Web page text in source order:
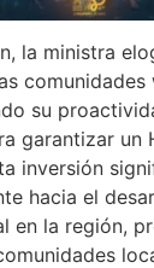
la ministra
comunidades
su
garantizar un
inversión
hacia el
en la región,